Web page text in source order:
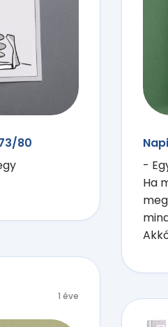
80
-
Ha
1 éve